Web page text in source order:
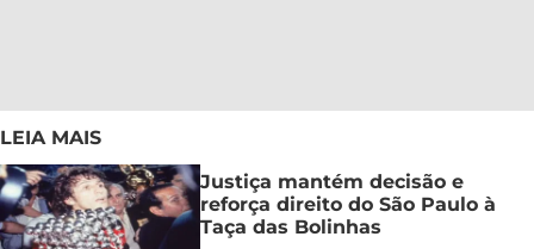
LEIA MAIS
Justiça mantém decisão e
reforça direito do São Paulo à
Taça das Bolinhas